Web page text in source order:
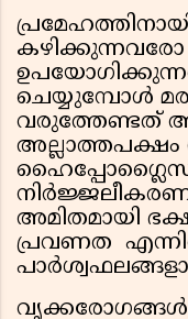
ചെയ്യുമ്പോൾ
വരുത്തേണ്ടത്
അമിതമായി
പ്രവണത